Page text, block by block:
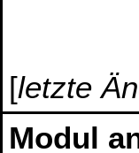
[letzte
Modul